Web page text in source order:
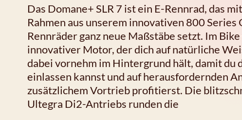
Das Domane+ SLR 7 ist ein E-Rennrad, das
Rahmen aus unserem innovativen 800
Rennräder ganz neue Maßstäbe setzt. Im
innovativer Motor, der dich auf natürliche
dabei vornehm im Hintergrund hält, damit du
einlassen kannst und auf herausfordernden
zusätzlichem Vortrieb profitierst. Die
Ultegra Di2-Antriebs runden die